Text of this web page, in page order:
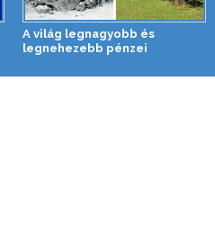
A világ legnagyobb és
legnehezebb pénzei